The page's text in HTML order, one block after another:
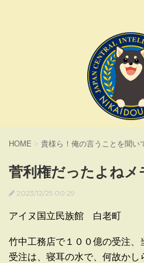
HOME > 貴様ら！俺の言うことを聞い
菅利権だったよねメ
2023/12/25 00:29
アイヌ国立民族館 白老町
竹中工務店で１００億の受注
受注は、寝耳の水で、何故かし